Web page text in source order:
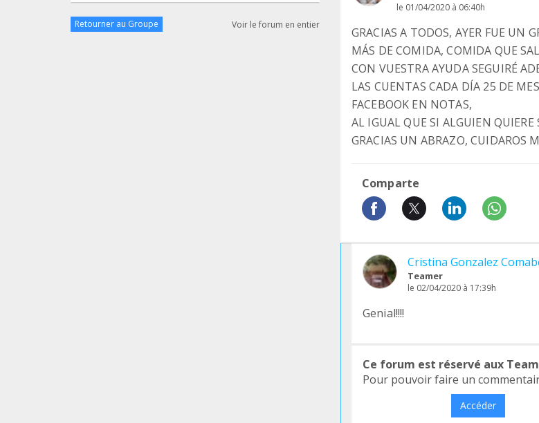
Retourner au Groupe Voir le forum en entier
le 01/04/2020 à 06:40h
GRACIAS A TODOS, AYER FUE UN
MÁS DE COMIDA, COMIDA QUE
CON VUESTRA AYUDA SEGUIRÉ
LAS CUENTAS CADA DÍA 25 DE
FACEBOOK EN NOTAS,
AL IGUAL QUE SI ALGUIEN
GRACIAS UN ABRAZO, CUIDAROS
Comparte
Cristina Gonzalez
Teamer
le 02/04/2020 à 17:39h
Genial!!!!
Ce forum est réservé aux
Pour pouvoir faire un
Accéder